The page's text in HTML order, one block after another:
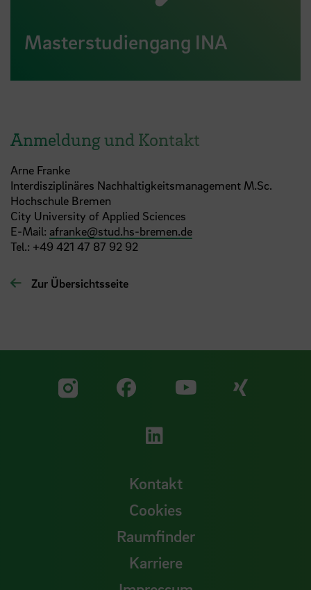
Masterstudiengang INA
Anmeldung und Kontakt
Arne Franke
Interdisziplinäres Nachhaltigkeitsmanagement M.Sc.
Hochschule Bremen
City University of Applied Sciences
E-Mail: afranke@stud.hs-bremen.de
Tel.: +49 421 47 87 92 92
Zur Übersichtsseite
Zu unserer Facebook
Zu
Zu unserer
Kontakt
Cookies
Raumfinder
Karriere